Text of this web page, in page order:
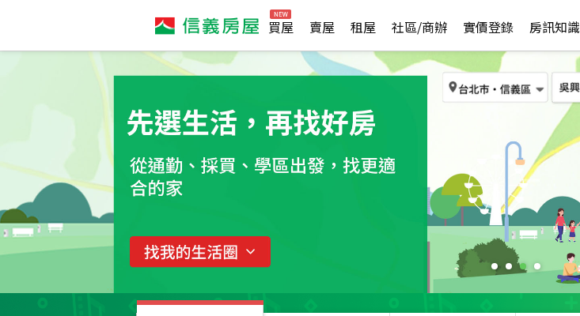
買屋 賣屋 租屋 社區/商辦 實價登錄 房訊知識